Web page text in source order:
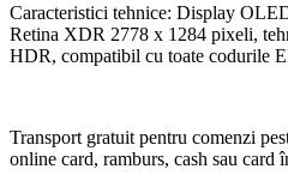
Caracteristici tehnice: Display
Retina XDR 2778 x 1284 pixeli,
HDR, compatibil cu toate codurile
Transport gratuit pentru comenzi
online card, ramburs, cash sau card